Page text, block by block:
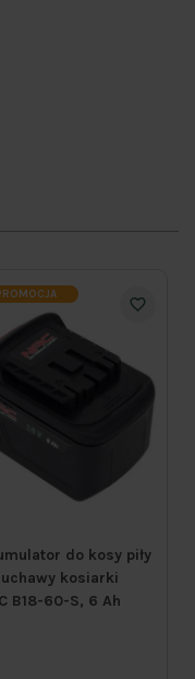
do kosy piły
kosiarki
B18-60-S, 6 Ah